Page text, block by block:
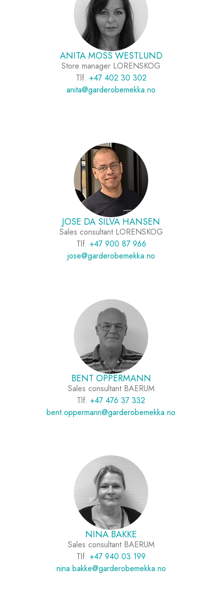
ANITA MOSS WESTLUND
Store manager LORENSKOG
Tlf. +47 402 30 302
anita@garderobemekka.no
JOSE DA SILVA HANSEN
Sales consultant LORENSKOG
Tlf. +47 900 87 966
jose@garderobemekka.no
BENT OPPERMANN
Sales consultant BAERUM
Tlf. +47 476 37 332
bent.oppermann@garderobemekka.no
NINA BAKKE
Sales consultant BAERUM
Tlf. +47 940 03 199
nina.bakke@garderobemekka.no